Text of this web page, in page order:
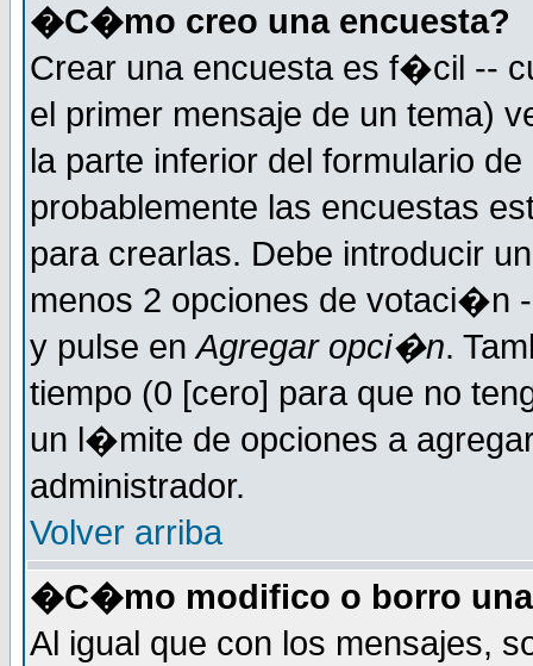
�C�mo creo una encuesta?
Crear una encuesta es f�cil --
el primer mensaje de un
la parte inferior del formulario
probablemente las encuestas
para crearlas. Debe introducir
menos 2 opciones de votaci�n
y pulse enAgregar opci�n.
tiempo (0 [cero] para que no
un l�mite de opciones a
administrador.
Volver arriba
�C�mo modifico o borro
Al igual que con los mensajes,